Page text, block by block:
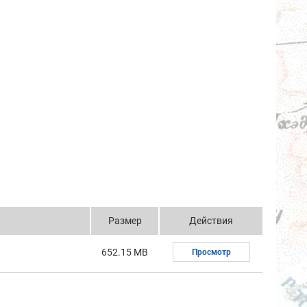
Размер Действия
652.15 MB Просмотр